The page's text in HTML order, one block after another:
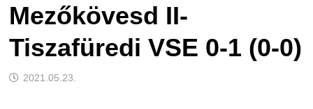
Mezőkövesd II-
Tiszafüredi VSE 0-1 (0-0)
2021.05.23.